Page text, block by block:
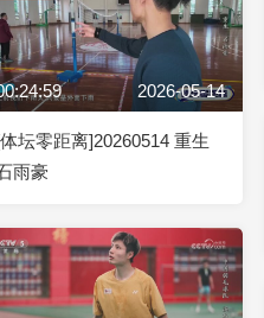
2026-05-14
坛零距离]20260514 重生
雨豪